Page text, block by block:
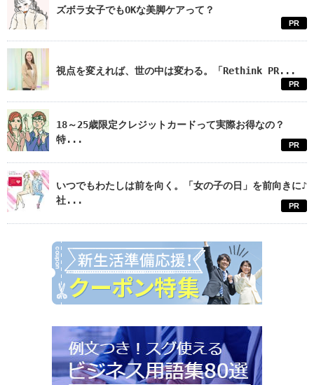
ズボラ女子でもOKな美脚ケアって？
PR
視点を変えれば、世の中は変わる。「Rethink PR...
PR
18～25歳限定クレジットカードって実際お得なの？
特...
PR
いつでもわたしは前を向く。「女の子の日」を前向きに♪
社...
PR